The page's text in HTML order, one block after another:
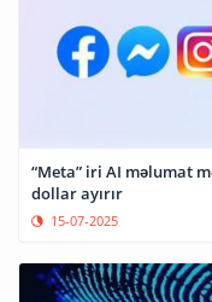
“Meta” iri AI məlumat
dollar ayırır
15-07-2025